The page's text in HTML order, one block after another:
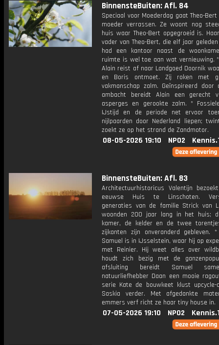
BinnensteBuiten: Afl. 84
Speciaal voor Moederdag gaat Theo-
moeder verrassen. Ze woont nog
huis waar Theo-Bert opgegroeid is.
vader van Theo-Bert, die elf jaar
had een kantoor naast de
ruimte is wel toe aan wat vernieuwing.
Alain reist af naar Landgoed Doornik
en Boris ontmoet. Zij roken met
vakmanschap zalm. Geïnspireerd door
ambacht bereidt Alain een gerecht
asperges en gerookte zalm. *
IJstijd en de periode net ervoor
nijlpaarden door Nederland liepen;
zoekt ze op het strand de Zandmotor.
08-05-2026 19:10 NPO2
BinnensteBuiten: Afl. 83
Architectuurhistoricus Valentijn
eeuwse Huis te Linschoten.
generaties van de familie Strick van
woonden 200 jaar lang in het huis;
kamer, de kelder en de twee
zijkanten zijn onveranderd gebleven. *
Samuel is in IJsselstein, waar hij op
met Reinier. Hij weet alles over
houdt zich bezig met de
afsluiting bereidt Samuel
natuurliefhebber Daan een mooie
serie Kate de bouwkeet klust upcycle-
Saskia verder. Met afgedankte
emmers verf richt ze haar tiny house in.
07-05-2026 19:10 NPO2